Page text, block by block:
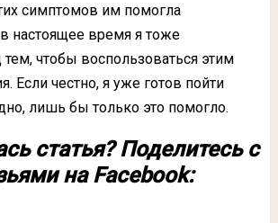
симптомов им помогла
в настоящее время я тоже
чтобы воспользоваться этим
Если честно, я уже готов пойти
лишь бы только это помогло.
статья? Поделитесь с
на Facebook: